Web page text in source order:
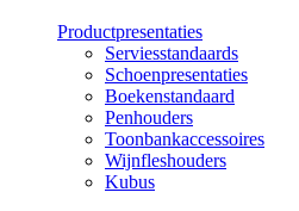
Productpresentaties
Serviesstandaards
Schoenpresentaties
Boekenstandaard
Penhouders
Toonbankaccessoires
Wijnfleshouders
Kubus